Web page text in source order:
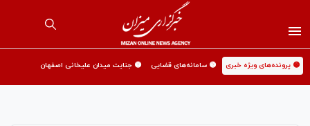
🟡 پرونده‌های ویژه خبری 🟡 سامانه‌های قضایی 🟡 جنایت میدان علیخانی اصفهان